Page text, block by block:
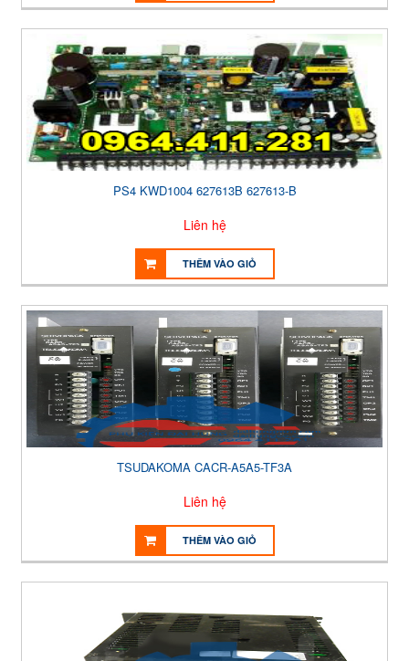
PS4 KWD1004 627613B 627613-B
Liên hệ
THÊM VÀO GIỎ
TSUDAKOMA CACR-A5A5-TF3A
Liên hệ
THÊM VÀO GIỎ